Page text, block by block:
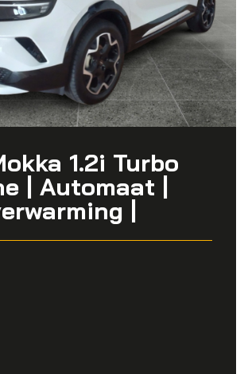
1.2i Turbo
| Automaat |
|